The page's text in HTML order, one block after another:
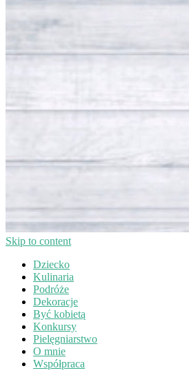
Skip to content
Dziecko
Kulinaria
Podróże
Dekoracje
Być kobietą
Konkursy
Pielęgniarstwo
O mnie
Współpraca